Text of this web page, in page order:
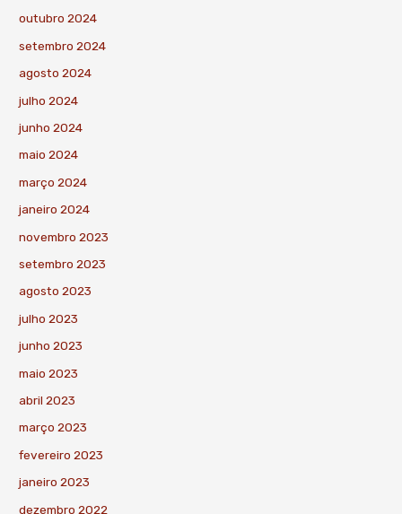
outubro 2024
setembro 2024
agosto 2024
julho 2024
junho 2024
maio 2024
março 2024
janeiro 2024
novembro 2023
setembro 2023
agosto 2023
julho 2023
junho 2023
maio 2023
abril 2023
março 2023
fevereiro 2023
janeiro 2023
dezembro 2022